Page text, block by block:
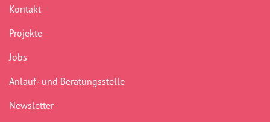
Kontakt
Projekte
Jobs
Anlauf- und Beratungsstelle
Newsletter